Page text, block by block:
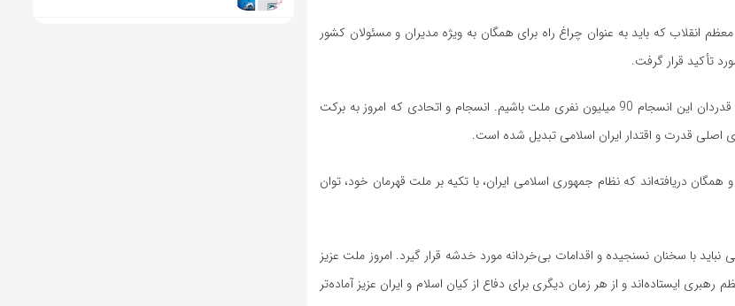
انقلاب که باید به عنوان چراغ راه برای همگان به ویژه مدیران و مسئولان کشور
تأکید قرار گرفت.
سخنگوی قوه قضاییه خاطرنشان کرد: در حوزه حکمرانی باید به گونه‌ای عمل کنیم که قدردان این انسجام 90 میلیون نفری ملت باشیم. انسجام و اتحادی که امروز به برکت
قدرت و اقتدار ایران اسلامی تبدیل شده است.
دریافته‌اند که نظام جمهوری اسلامی ایران، با تکیه بر ملت قهرمان خود، توان
با سخنان نسنجیده و اقدامات بی‌خردانه مورد خدشه قرار گیرد. امروز ملت عزیز
ایستاده‌اند و از هر زمان دیگری برای دفاع از کیان اسلام و ایران عزیز آماده‌تر